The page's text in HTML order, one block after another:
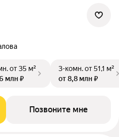
от 35 м²
млн ₽
3-комн.от 51,1 м²
от 8,8 млн ₽
Позвоните мне